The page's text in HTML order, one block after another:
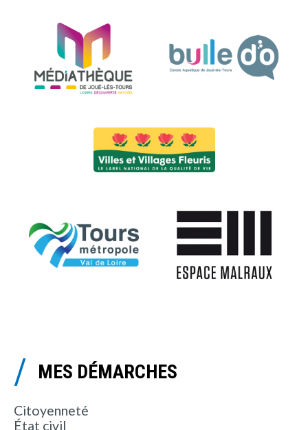
MES DÉMARCHES
Citoyenneté
État civil